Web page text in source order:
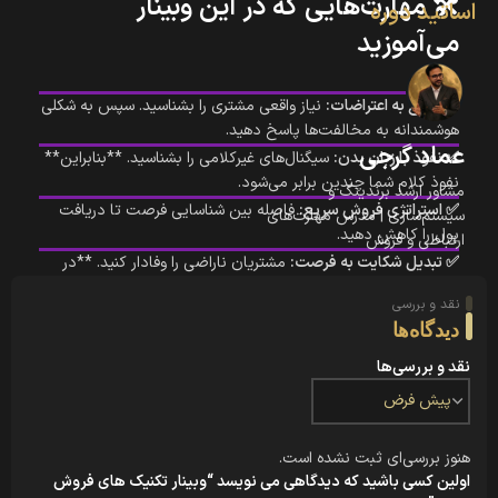
می‌آموزید
✅ پاسخ به اعتراضات: نیاز واقعی مشتری را بشناسید. سپس به شکلی
هوشمندانه به مخالفت‌ها پاسخ دهید.
✅ نفوذ با زبان بدن: سیگنال‌های غیرکلامی را بشناسید. **بنابراین**
نفوذ کلام شما چندین برابر می‌شود.
✅ استراتژی فروش سریع:فاصله بین شناسایی فرصت تا دریافت
پول را کاهش دهید.
✅ تبدیل شکایت به فرصت: مشتریان ناراضی را وفادار کنید. **در
👂 گوش دادن فعال: کلید اصلی
فروش
فروشندگان برتر دنیا بیش از هر چیز گوش می‌دهند. **در
اساتید دوره
عماد گرجی
مشاور ارشد برندینگ و
سیستم‌سازی | مدرس مهارت‌های
ارتباطی و فروش
نقد و بررسی
دیدگاه‌ها
نقد و بررسی‌ها
هنوز بررسی‌ای ثبت نشده است.
اولین کسی باشید که دیدگاهی می نویسد “وبینار تکنیک های فروش